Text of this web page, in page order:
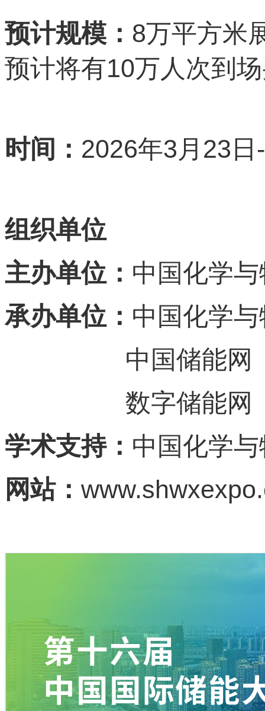
预计规模： 8万平方米
预计将有10万人次到
时间： 2026年3 月 23 日
组织单位
主办单位： 中国化学
承办单位： 中国化学
中国储能网
数字储能网
学术支持： 中国化学
网站：